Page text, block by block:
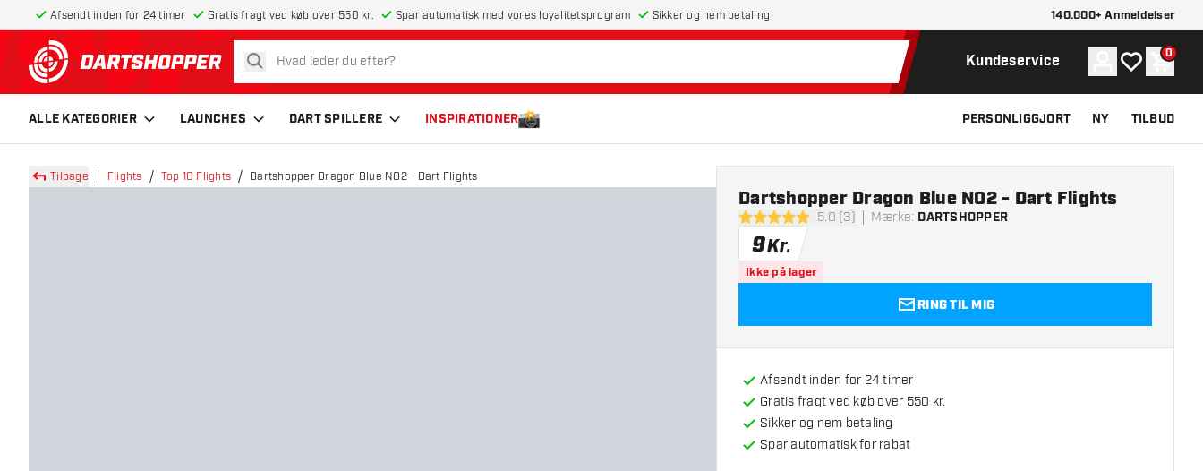
Afsendt inden for 24 timer Gratis fragt ved køb over 550 kr. Spar automatisk med vores loyalitetsprogram Sikker og nem betaling 140.000+ Anmeldelser
tilbage til forsiden
søg Kundeservice Konto
Min 0
ALLE KATEGORIER LAUNCHES DART SPILLERE INSPIRATIONER PERSONLIGGJORT NY TILBUD
Tilbage Flights Top 10 Flights Dartshopper Dragon Blue NO2 - Dart Flights
5 bedømmelsesstjerner
5.0 (3) Mærke: DARTSHOPPER
Dartshopper Dragon Blue NO2 - Dart Flights
9Kr.
Ikke på lager
RING TIL MIG
Afsendt inden for 24 timer
Gratis fragt ved køb over 550 kr.
Sikker og nem betaling
Spar automatisk for rabat